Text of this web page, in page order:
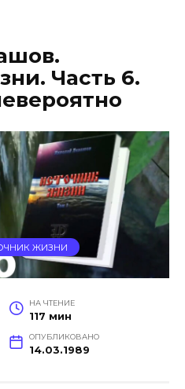
Часть 6.
ЖИЗНИ
НА ЧТЕНИЕ
117 мин
ОПУБЛИКОВАНО
14.03.1989